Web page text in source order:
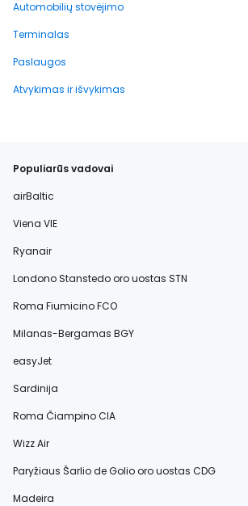
Automobilių stovėjimo
Terminalas
Paslaugos
Atvykimas ir išvykimas
Populiarūs vadovai
airBaltic
Viena VIE
Ryanair
Londono Stanstedo oro uostas STN
Roma Fiumicino FCO
Milanas-Bergamas BGY
easyJet
Sardinija
Roma Čiampino CIA
Wizz Air
Paryžiaus Šarlio de Golio oro uostas CDG
Madeira